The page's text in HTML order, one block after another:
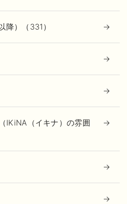
降）（331）
IKiNA（イキナ）の雰囲